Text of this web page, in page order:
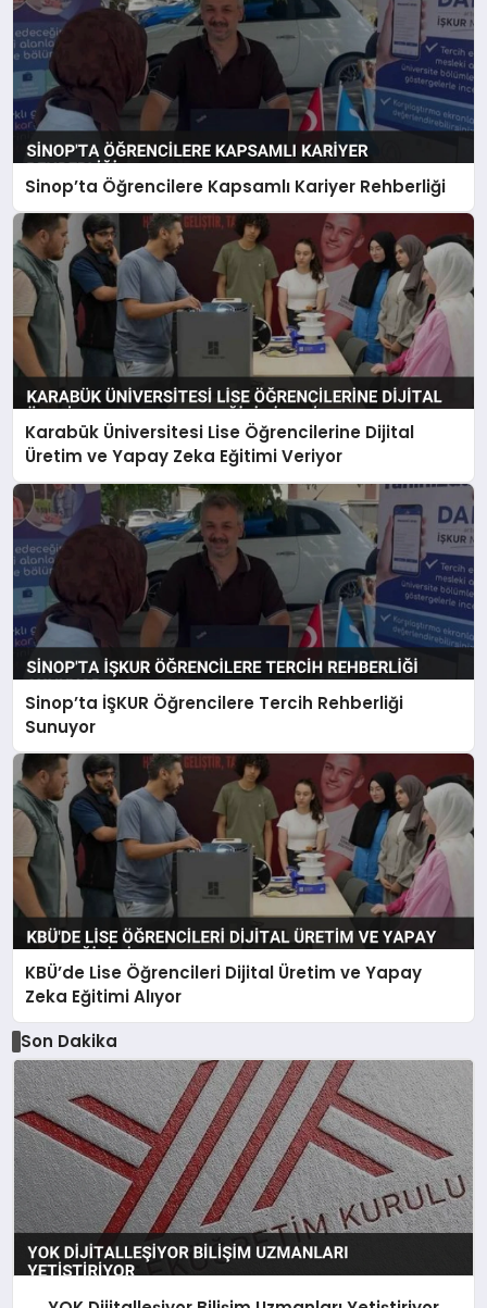
Sinop’ta Öğrencilere Kapsamlı Kariyer Rehberliği
Karabük Üniversitesi Lise Öğrencilerine Dijital
Üretim ve Yapay Zeka Eğitimi Veriyor
Sinop’ta İŞKUR Öğrencilere Tercih Rehberliği
Sunuyor
KBÜ’de Lise Öğrencileri Dijital Üretim ve Yapay
Zeka Eğitimi Alıyor
Son Dakika